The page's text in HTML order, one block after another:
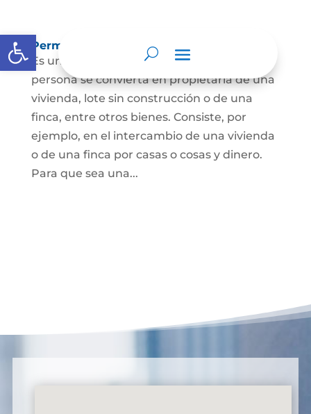
Abrir barra de herramientas
Permuta de Inmuebles
Es uno de los contratos para que una
persona se convierta en propietaria de una
vivienda, lote sin construcción o de una
finca, entre otros bienes. Consiste, por
ejemplo, en el intercambio de una vivienda
o de una finca por casas o cosas y dinero.
Para que sea una...